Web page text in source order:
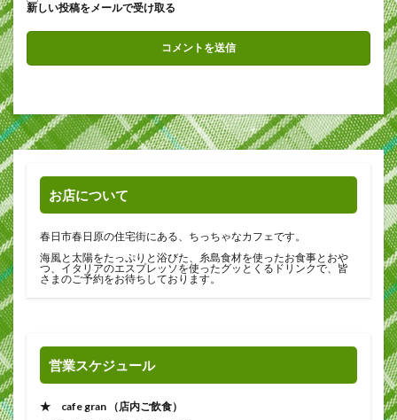
新しい投稿をメールで受け取る
お店について
春日市春日原の住宅街にある、ちっちゃなカフェです。
海風と太陽をたっぷりと浴びた、糸島食材を使ったお食事とおや
つ、イタリアのエスプレッソを使ったグッとくるドリンクで、皆
さまのご予約をお待ちしております。
営業スケジュール
★ cafe gran （店内ご飲食）